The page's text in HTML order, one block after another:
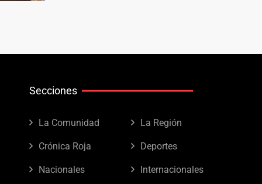
Secciones
La Comunidad La Región
Crónica Roja Deportes
Nacionales Internacionales